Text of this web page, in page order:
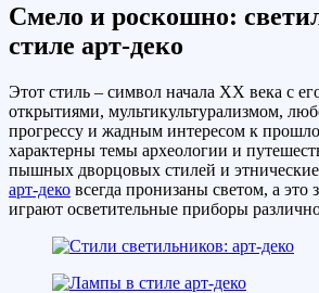
Смело и роскошно:
стиле арт-деко
Этот стиль – символ начала XX века с
открытиями, мультикультурализмом,
прогрессу и жадным интересом к
характерны темы археологии и
пышных дворцовых стилей и
арт-деко всегда пронизаны светом, а это
играют осветительные приборы